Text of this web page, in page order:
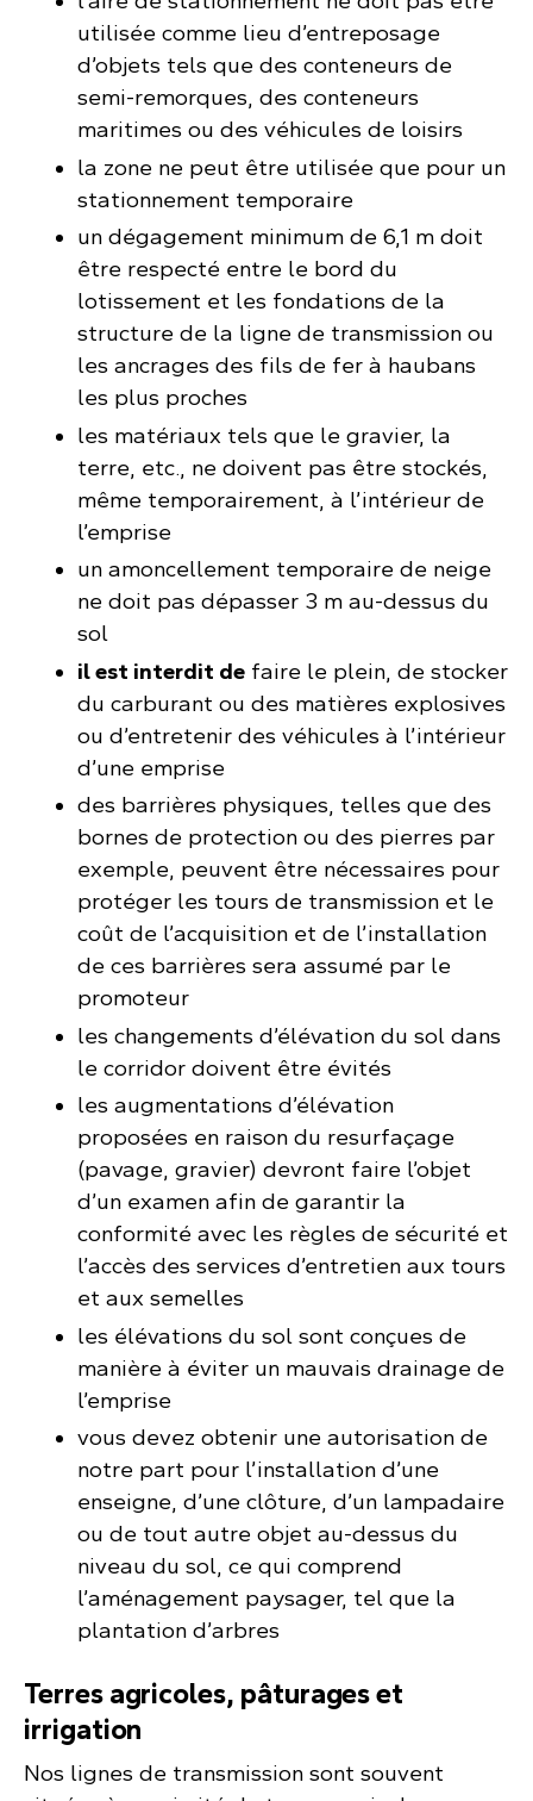
utilisée comme lieu d’entreposage
d’objets tels que des conteneurs de
semi-remorques, des conteneurs
maritimes ou des véhicules de loisirs
la zone ne peut être utilisée que pour un
stationnement temporaire
un dégagement minimum de 6,1 m doit
être respecté entre le bord du
lotissement et les fondations de la
structure de la ligne de transmission ou
les ancrages des fils de fer à haubans
les plus proches
les matériaux tels que le gravier, la
terre, etc., ne doivent pas être stockés,
même temporairement, à l’intérieur de
l’emprise
un amoncellement temporaire de neige
ne doit pas dépasser 3 m au-dessus du
sol
il est interdit de faire le plein, de stocker
du carburant ou des matières explosives
ou d’entretenir des véhicules à l’intérieur
d’une emprise
des barrières physiques, telles que des
bornes de protection ou des pierres par
exemple, peuvent être nécessaires pour
protéger les tours de transmission et le
coût de l’acquisition et de l’installation
de ces barrières sera assumé par le
promoteur
les changements d’élévation du sol dans
le corridor doivent être évités
les augmentations d’élévation
proposées en raison du resurfaçage
(pavage, gravier) devront faire l’objet
d’un examen afin de garantir la
conformité avec les règles de sécurité et
l’accès des services d’entretien aux tours
et aux semelles
les élévations du sol sont conçues de
manière à éviter un mauvais drainage de
l’emprise
vous devez obtenir une autorisation de
notre part pour l’installation d’une
enseigne, d’une clôture, d’un lampadaire
ou de tout autre objet au-dessus du
niveau du sol, ce qui comprend
l’aménagement paysager, tel que la
plantation d’arbres
Terres agricoles, pâturages et
irrigation
Nos lignes de transmission sont souvent